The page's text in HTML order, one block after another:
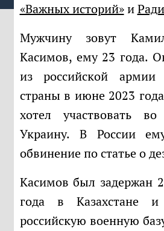
«Важных историй»и
Мужчину зовут Камиль Маратович
Касимов, ему 23 года.
из российской
страны в июне 2023
хотел участвовать
Украину. В России
обвинение по статье о
Касимов был задержан 23 апреля этого
года в Казахстане
российскую военную